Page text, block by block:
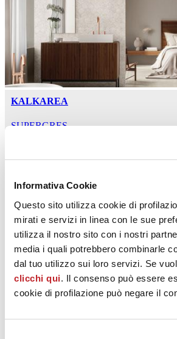
Informativa Cookie
Questo sito utilizza cookie di
mirati e servizi in linea con le sue
utilizza il nostro sito con i nostri
media i quali potrebbero combinarle
dal tuo utilizzo sui loro servizi. Se
clicchi qui. Il consenso può essere
cookie di profilazione può negare il
KALKAREA
SUPERGRES
SUPERGRES